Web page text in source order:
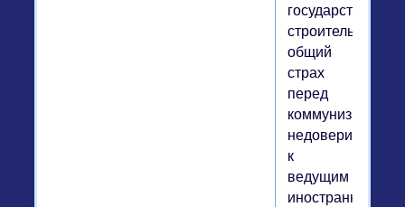
государственном
строительстве,
общий
страх
перед
коммунизмом,
недоверие
к
ведущим
иностранным